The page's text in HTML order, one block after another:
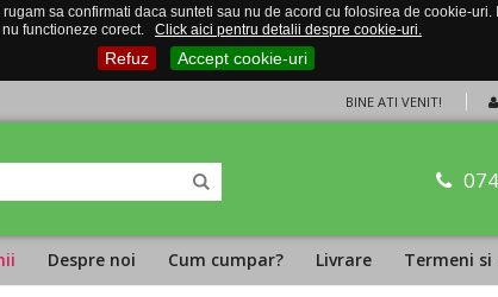
sa confirmati daca sunteti sau nu de acord cu folosirea de cookie-
functioneze corect.
Click aici pentru detalii despre cookie-uri.
Refuz Accept cookie-uri
BINE ATI VENIT!
Despre noi Cum cumpar? Livrare Termeni